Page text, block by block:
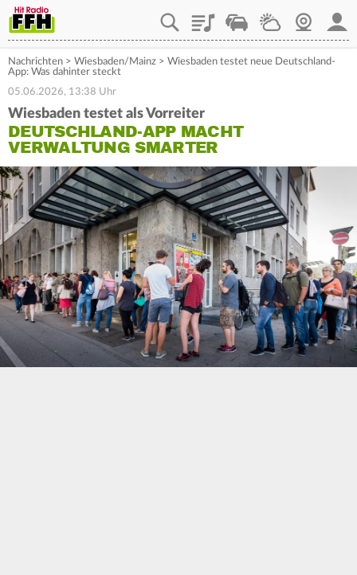
PlaylistStaupilotWetterWebcam
Nachrichten > Wiesbaden/Mainz > Wiesbaden testet neue Deutschland-
App: Was dahinter steckt
05.06.2026, 13:38 Uhr
Wiesbaden testet als Vorreiter
DEUTSCHLAND-APP MACHT
VERWALTUNG SMARTER